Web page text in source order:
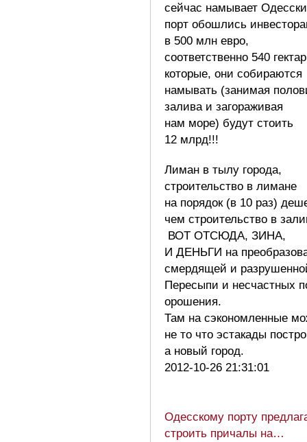
сейчас намывает
порт обошлись
в 500 млн евро,
соответственно 540 гектар
которые, они собираются
намывать (занимая
залива и загораживая
нам море) будут стоить
12 млрд!!!
Лиман в тылу города,
строительство в лимане
на порядок (в 10 раз)
чем строительство в
ВОТ ОТСЮДА, ЗИНА,
И ДЕНЬГИ на
смердящей и
Пересыпи и несчастных
орошения.
Там на сэкономленные
не то что эстакады
а новый город.
2012-10-26 21:31:01
Одесскому порту
строить причалы на…